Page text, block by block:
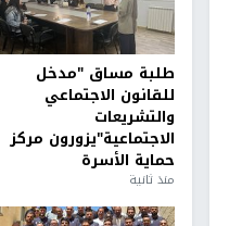
طلبة مساق "مدخل
للقانون الاجتماعي
والتشريعات
الاجتماعية"يزورون مركز
حماية الأسرة
منذ ثانية